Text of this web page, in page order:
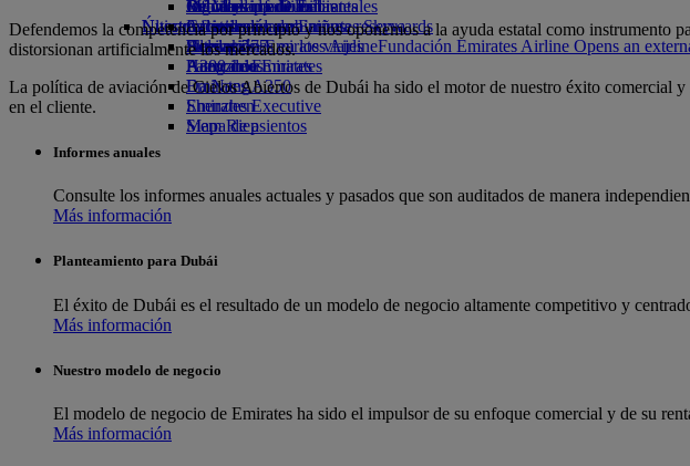
Bebidas
Nuestra flota
Boeing 777
A380 de Emirates
Emirates A350
Emirates Executive
Mapa de asientos
Juguetes infantiles
Actividades para niños
Informes medioambientales
Nuestras comunidades
Fundación Emirates AirlineFundación Emirates Airline Opens an
Patrocinios
De Madrid a Dubái
Últimos destinos
Helsinki
Hangzhou
Da Nang
Shenzhen
Siem Riep
Calculadora de millas
Inicie sesión en Emirates Skywards
Skywards+
Móvil y app de Emirates
Cancelar o cambiar una reserva
Alteraciones en los viajes
Acerca de Emirates
Defendemos la competencia por principio y nos oponemos a la ayuda estatal como instrumento
distorsionan artificialmente los mercados.
La política de aviación de Cielos Abiertos de Dubái ha sido el motor de nuestro éxito comercial
en el cliente.
Informes anuales
Consulte los informes anuales actuales y pasados ​​que son auditados de manera
Más información
Planteamiento para Dubái
El éxito de Dubái es el resultado de un modelo de negocio altamente competitivo y
Más información
Nuestro modelo de negocio
El modelo de negocio de Emirates ha sido el impulsor de su enfoque comercial y de su
Más información